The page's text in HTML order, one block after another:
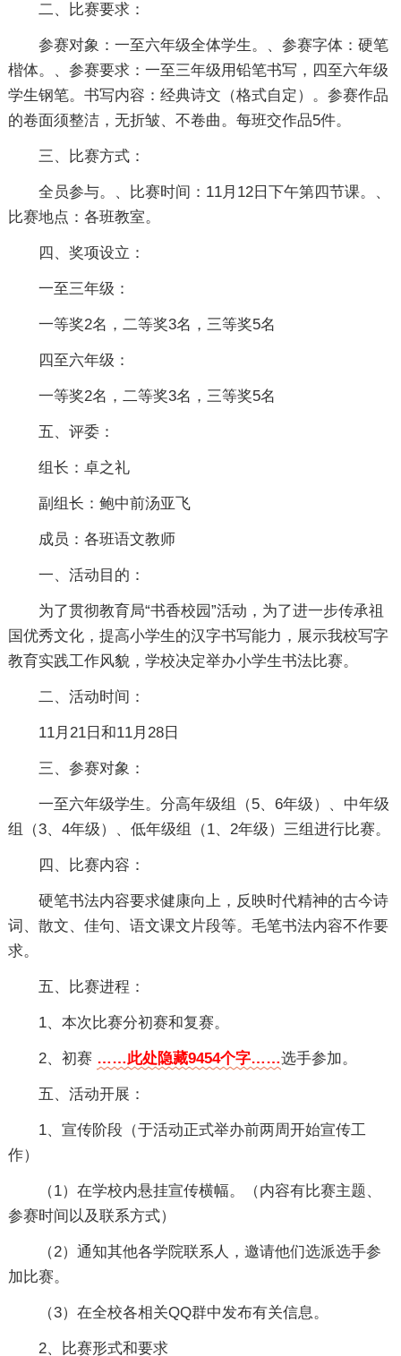
二、比赛要求：
参赛对象：一至六年级全体学生。、参赛字体：硬笔
楷体。、参赛要求：一至三年级用铅笔书写，四至六年级
学生钢笔。书写内容：经典诗文（格式自定）。参赛作品
的卷面须整洁，无折皱、不卷曲。每班交作品5件。
三、比赛方式：
全员参与。、比赛时间：11月12日下午第四节课。、
比赛地点：各班教室。
四、奖项设立：
一至三年级：
一等奖2名，二等奖3名，三等奖5名
四至六年级：
一等奖2名，二等奖3名，三等奖5名
五、评委：
组长：卓之礼
副组长：鲍中前汤亚飞
成员：各班语文教师
一、活动目的：
为了贯彻教育局“书香校园”活动，为了进一步传承祖
国优秀文化，提高小学生的汉字书写能力，展示我校写字
教育实践工作风貌，学校决定举办小学生书法比赛。
二、活动时间：
11月21日和11月28日
三、参赛对象：
一至六年级学生。分高年级组（5、6年级）、中年级
组（3、4年级）、低年级组（1、2年级）三组进行比赛。
四、比赛内容：
硬笔书法内容要求健康向上，反映时代精神的古今诗
词、散文、佳句、语文课文片段等。毛笔书法内容不作要
求。
五、比赛进程：
1、本次比赛分初赛和复赛。
2、初赛 ……此处隐藏9454个字……选手参加。
五、活动开展：
1、宣传阶段（于活动正式举办前两周开始宣传工
作）
（1）在学校内悬挂宣传横幅。（内容有比赛主题、
参赛时间以及联系方式）
（2）通知其他各学院联系人，邀请他们选派选手参
加比赛。
（3）在全校各相关QQ群中发布有关信息。
2、比赛形式和要求